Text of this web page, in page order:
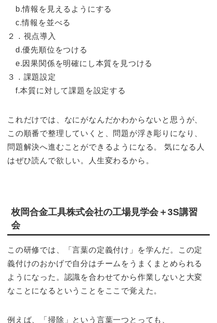
b.情報を見えるようにする
c.情報を並べる
２．視点導入
d.優先順位をつける
e.因果関係を明確にし本質を見つける
３．課題設定
f.本質に対して課題を設定する
これだけでは、なにがなんだかわからないと思うが、
この順番で整理していくと、問題が浮き彫りになり、
問題解決へ進むことができるようになる。 気になる人
はぜひ読んで欲しい。人生変わるから。
枚岡合金工具株式会社の工場見学会＋3S講習
会
この研修では、「言葉の定義付け」を学んだ。この定
義付けのおかげで自分はチームをうまくまとめられる
ようになった。認識を合わせてから作業しないと大変
なことになるということをここで覚えた。
例えば、「掃除」という言葉一つとっても、